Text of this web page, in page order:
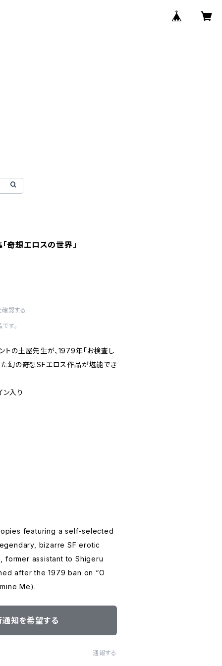
奇想エロスの世界」
認する
す。
トの土屋先生が、1979年「お検査し
た幻の奇想SFエロス作品が堪能でき
入り
featuring a self-selected
bizarre SF erotic
former assistant to Shigeru
after the 1979 ban on “O
Me).
知を希望する
通報する